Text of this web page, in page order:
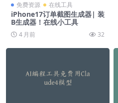
免费资源 在线工具
iPhone17订单截图生成器| 装
B生成器！在线小工具
4 月前 32